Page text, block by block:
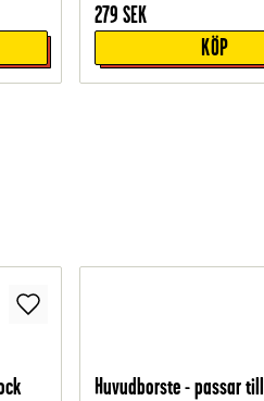
279 SEK
KÖP
Huvudborste - passar